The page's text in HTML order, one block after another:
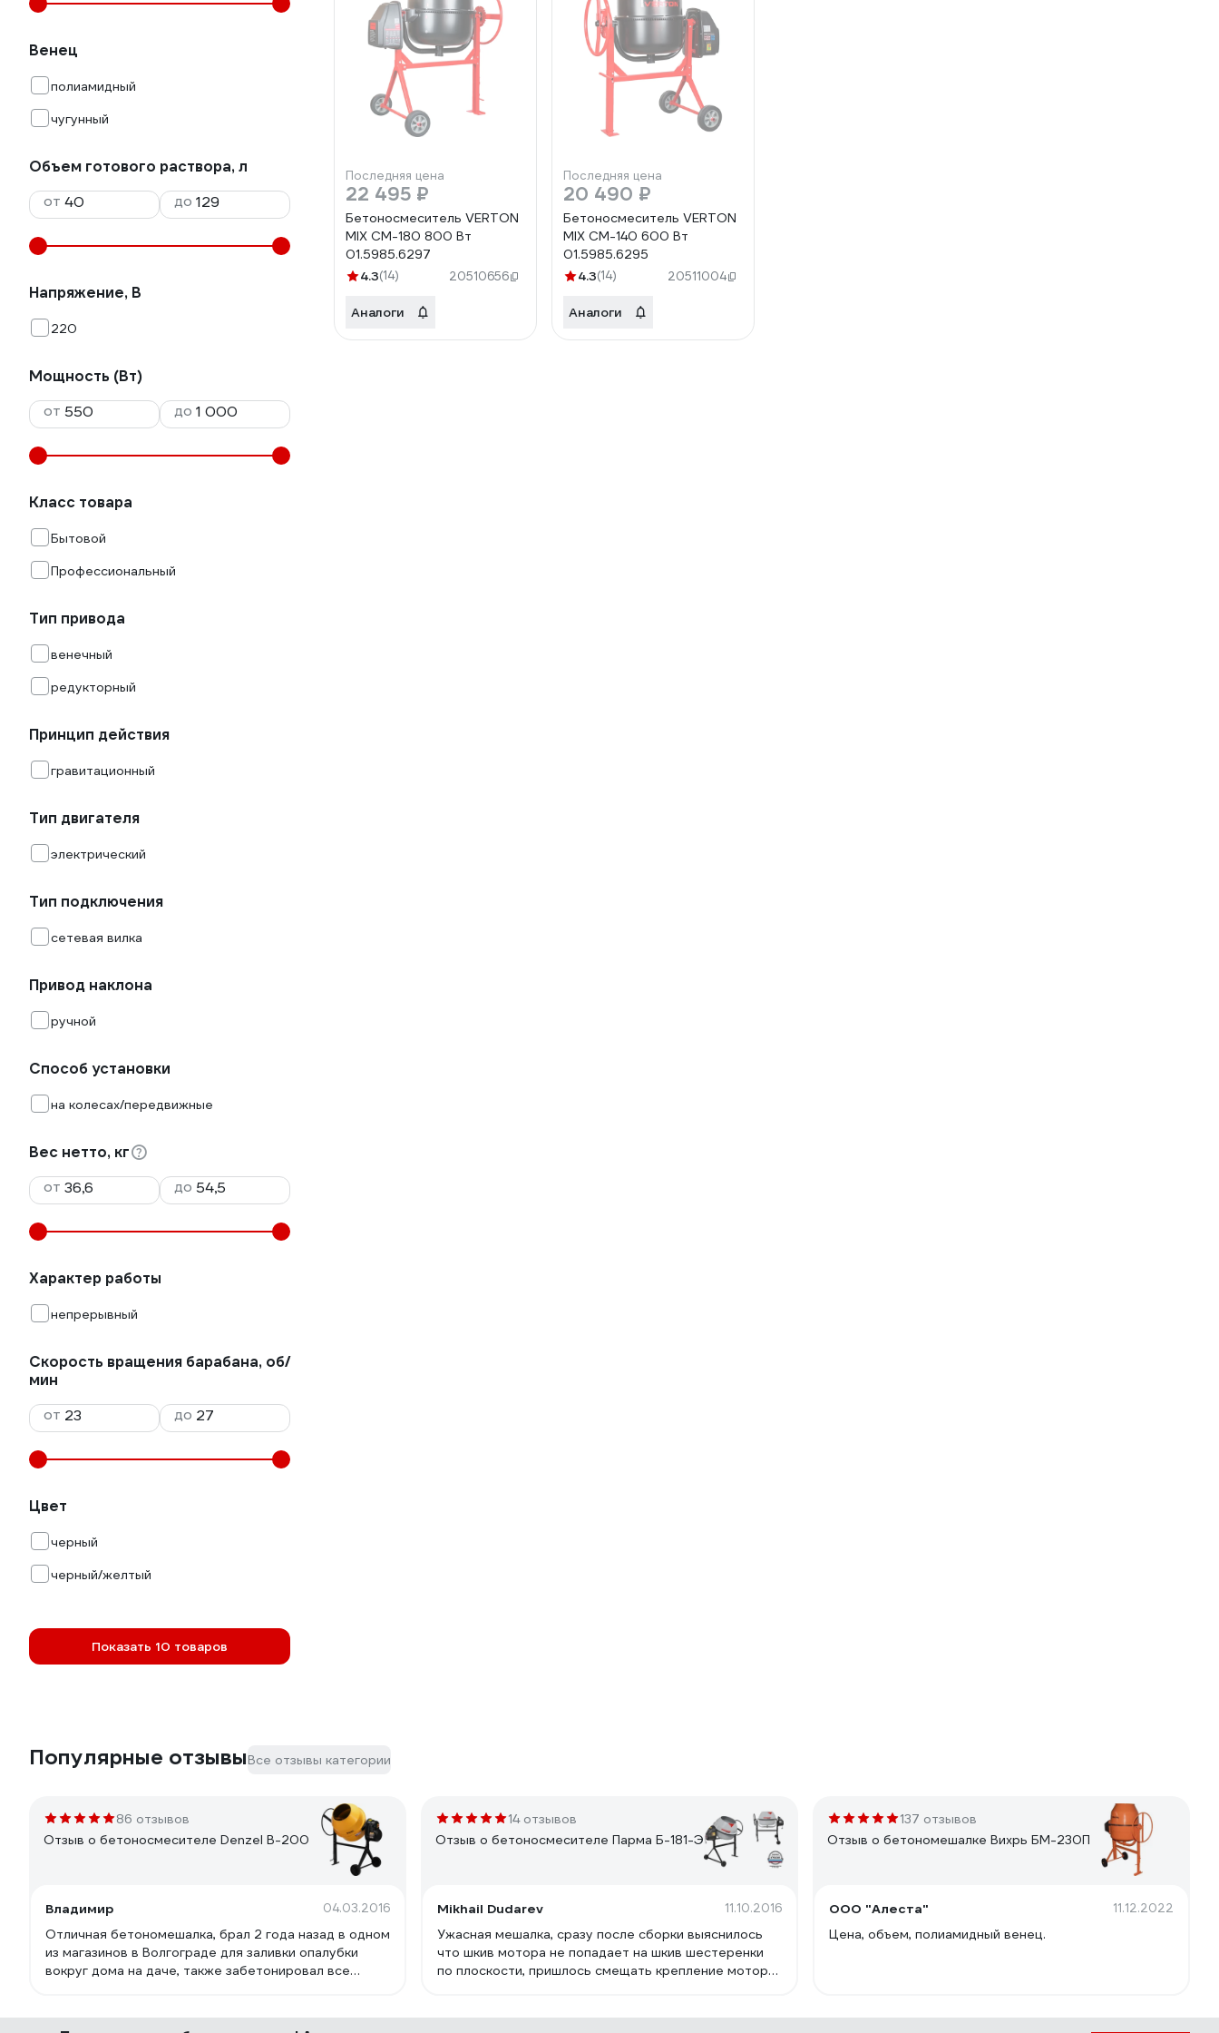
Венец
полиамидный
чугунный
Объем готового раствора, л
от
до
Напряжение, В
220
Мощность (Вт)
от
до
Класс товара
Бытовой
Профессиональный
Тип привода
венечный
редукторный
Принцип действия
гравитационный
Тип двигателя
электрический
Тип подключения
сетевая вилка
Привод наклона
ручной
Способ установки
на колесах/передвижные
Вес нетто, кг
от
до
Характер работы
непрерывный
Скорость вращения барабана, об/
мин
от
до
Цвет
черный
черный/желтый
Показать 10 товаров
Последняя цена
22 495 ₽
Бетоносмеситель VERTON
MIX СМ-180 800 Вт
01.5985.6297
4.3(14) 20510656
Аналоги
Последняя цена
20 490 ₽
Бетоносмеситель VERTON
MIX СМ-140 600 Вт
01.5985.6295
4.3(14) 20511004
Аналоги
Популярные отзывыВсе отзывы категории
86 отзывов
Отзыв о бетоносмесителе Denzel B-200
Владимир 04.03.2016
Отличная бетономешалка, брал 2 года назад в одном
из магазинов в Волгограде для заливки опалубки
вокруг дома на даче, также забетонировал все
14 отзывов
Отзыв о бетоносмесителе Парма Б-181-Э
Mikhail Dudarev 11.10.2016
Ужасная мешалка, сразу после сборки выяснилось
что шкив мотора не попадает на шкив шестеренки
по плоскости, пришлось смещать крепление мотора.
137 отзывов
Отзыв о бетономешалке Вихрь БМ-230П
ООО "Алеста" 11.12.2022
Цена, объем, полиамидный венец.